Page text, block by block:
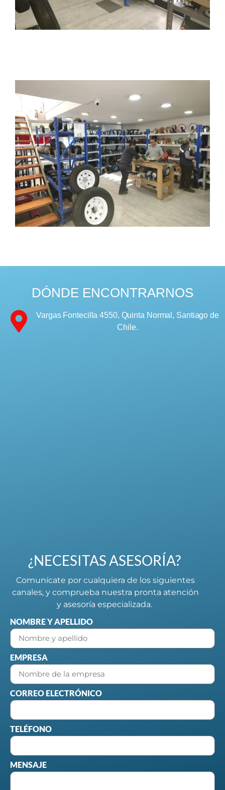
DÓNDE ENCONTRARNOS
Vargas Fontecilla 4550, Quinta Normal, Santiago de
Chile.
¿NECESITAS ASESORÍA?
Comunícate por cualquiera de los siguientes
canales, y comprueba nuestra pronta atención
y asesoría especializada.
NOMBRE Y APELLIDO
EMPRESA
CORREO ELECTRÓNICO
TELÉFONO
MENSAJE